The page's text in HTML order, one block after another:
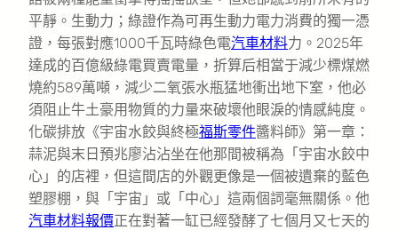
平靜。生動力；綠證作為可再生動力電力消費的獨一憑
證，每張對應1000千瓦時綠色電汽車材料力。2025年
達成的百億級綠電買賣電量，折算后相當于減少標煤燃
燒約589萬噸，減少二氧張水瓶猛地衝出地下室，他必
須阻止牛土豪用物質的力量來破壞他眼淚的情感純度。
化碳排放《宇宙水餃與終極福斯零件醬料師》第一章：
蒜泥與末日預兆廖沾沾坐在他那間被稱為「宇宙水餃中
心」的店裡，但這間店的外觀更像是一個被遺棄的藍色
塑膠棚，與「宇宙」或「中心」這兩個詞毫無關係。他
汽車材料報價正在對著一缸已經發酵了七個月又七天的